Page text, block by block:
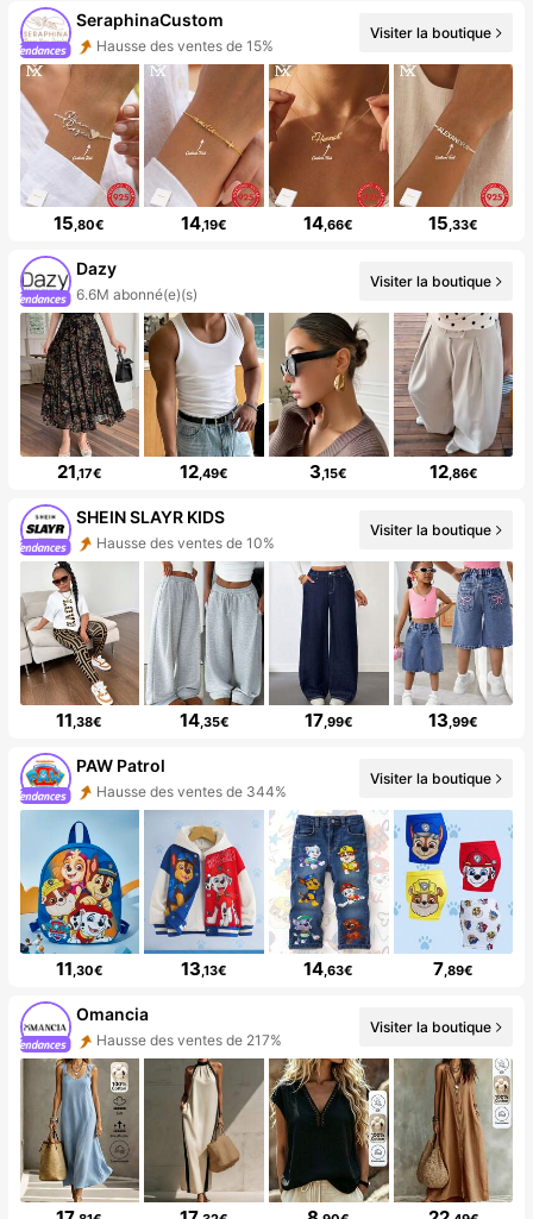
SeraphinaCustom
Hausse des ventes de 15%
Visiter la boutique
15,80€ 14,19€ 14,66€ 15,33€
Dazy
6.6M abonné(e)(s)
Visiter la boutique
21,17€ 12,49€ 3,15€ 12,86€
SHEIN SLAYR KIDS
Hausse des ventes de 10%
Visiter la boutique
11,38€ 14,35€ 17,99€ 13,99€
PAW Patrol
Hausse des ventes de 344%
Visiter la boutique
11,30€ 13,13€ 14,63€ 7,89€
Omancia
Hausse des ventes de 217%
Visiter la boutique